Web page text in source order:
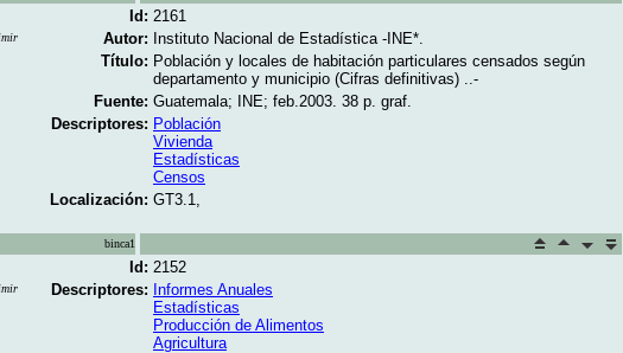
Id: 2161
Autor: Instituto Nacional de Estadística -INE*.
Título: Población y locales de habitación particulares censados según
departamento y municipio (Cifras definitivas) ..-
Fuente: Guatemala; INE; feb.2003. 38 p. graf.
Descriptores: Población
Vivienda
Estadísticas
Censos
Localización: GT3.1,
binca1
Id: 2152
Descriptores: Informes Anuales
Estadísticas
Producción de Alimentos
Agricultura